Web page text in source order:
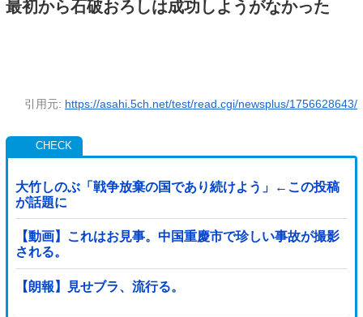
最初から石破おろしは成功しようがなかった
引用元: https://asahi.5ch.net/test/read.cgi/newsplus/1756628643/
大竹しのぶ「戦争放棄の国であり続けよう」←この投稿
が話題に
【動画】これはお見事。中国重慶市で珍しい事故が撮影
される。
【朗報】見せブラ、流行る。